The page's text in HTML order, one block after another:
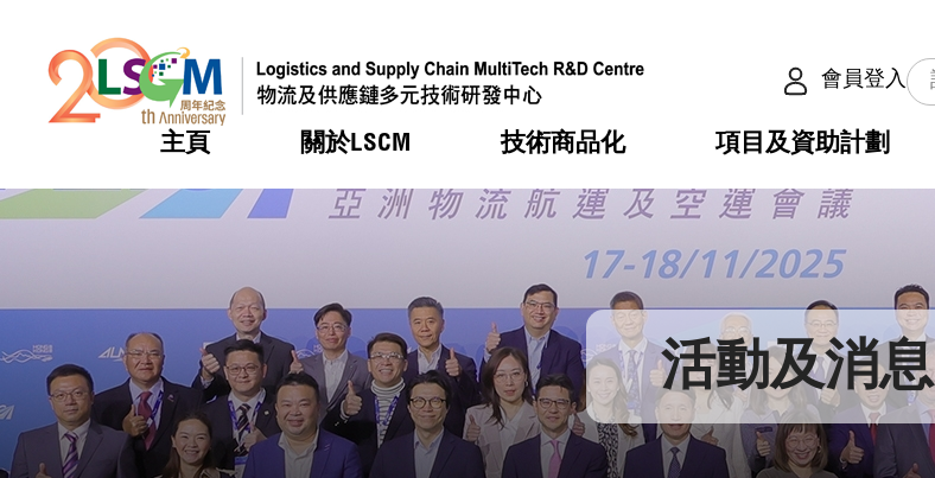
會員登入
主頁 關於LSCM
熱門 機構簡介
組織架構
組織架構
董事局
研究顧問
技術商品化
熱門 服務
可獲授權之技術
應用於公共服務之創新技術
重點項目
項目及資助計劃
熱門 合作計劃
資助計劃
資助計劃
稅務優惠
申請
評審
熱門 活動
獎項
新聞中心
媒體報導
新聞稿
熱門 會籍及服務
會員列表
會員登入 活動及消息